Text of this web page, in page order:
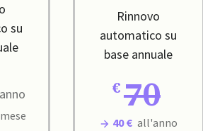
su
Rinnovo
automatico su
base annuale
70
40 € all'anno